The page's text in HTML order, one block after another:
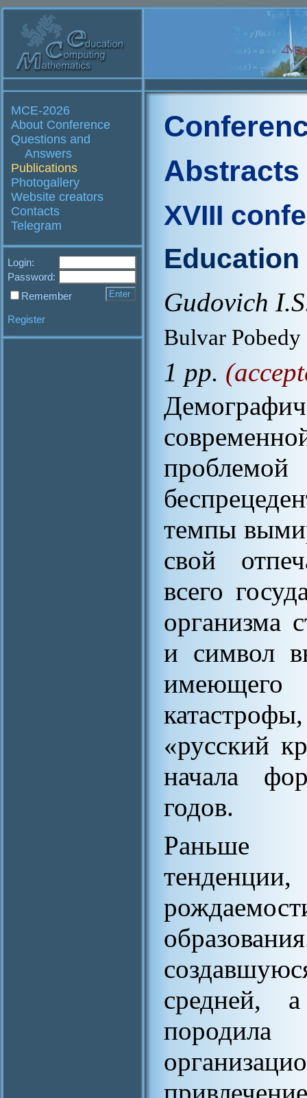
MCE-2026
About Conference
Questions and
Answers
Publications
Photogallery
Website creators
Contacts
Telegram
Login:
Password:
Remember
Register
Abstracts
XVIII
Gudovich
Bulvar Pobedy
1 pp.
темпы
свой
всего
организма
и символ
«русский
начала
годов.
Раньше
средней,